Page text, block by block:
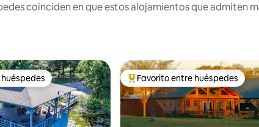
coinciden en que estos alojamientos que admiten
Favorito entre los huéspedes
Favorito entre huéspedes